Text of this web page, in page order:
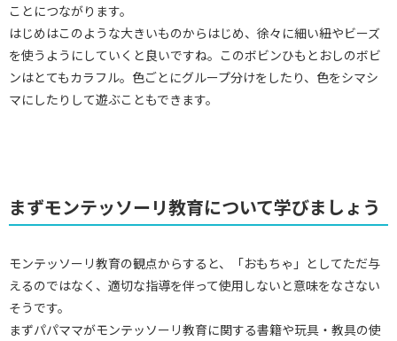
ことにつながります。
はじめはこのような大きいものからはじめ、徐々に細い紐やビーズ
を使うようにしていくと良いですね。このボビンひもとおしのボビ
ンはとてもカラフル。色ごとにグループ分けをしたり、色をシマシ
マにしたりして遊ぶこともできます。
まずモンテッソーリ教育について学びましょう
モンテッソーリ教育の観点からすると、「おもちゃ」としてただ与
えるのではなく、適切な指導を伴って使用しないと意味をなさない
そうです。
まずパパママがモンテッソーリ教育に関する書籍や玩具・教具の使